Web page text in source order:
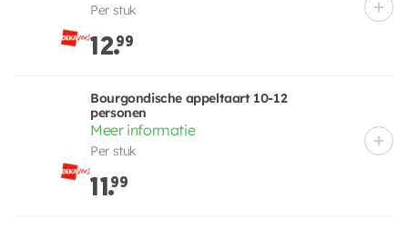
Per stuk
12.99
Bourgondische appeltaart 10-12
personen
Meer informatie
Per stuk
11.99